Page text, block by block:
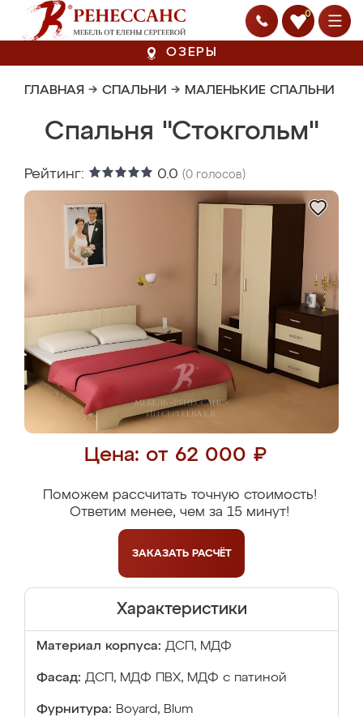
0
ОЗЕРЫ
ГЛАВНАЯ → СПАЛЬНИ → МАЛЕНЬКИЕ СПАЛЬНИ
Спальня "Стокгольм"
Рейтинг: 0.0 (0 голосов)
Цена: от 62 000 ₽
Поможем рассчитать точную стоимость!
Ответим менее, чем за 15 минут!
ЗАКАЗАТЬ РАСЧЁТ
Характеристики
Материал корпуса: ДСП, МДФ
Фасад: ДСП, МДФ ПВХ, МДФ с патиной
Фурнитура: Boyard, Blum